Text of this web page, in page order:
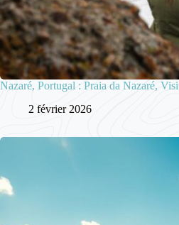
Nazaré, Portugal : Praia da Nazaré,
2 février 2026